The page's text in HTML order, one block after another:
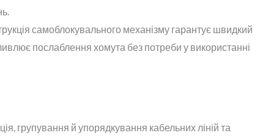
самоблокувального механізму гарантує швидкий
послаблення хомута без потреби у використанні
групування й упорядкування кабельних ліній та